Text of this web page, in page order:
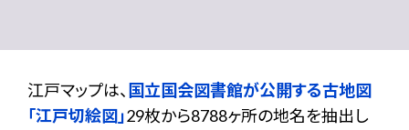
江戸マップは、 国立国会図書館が公開する古地図
「江戸切絵図」29枚から8788ヶ所の地名を抽出し